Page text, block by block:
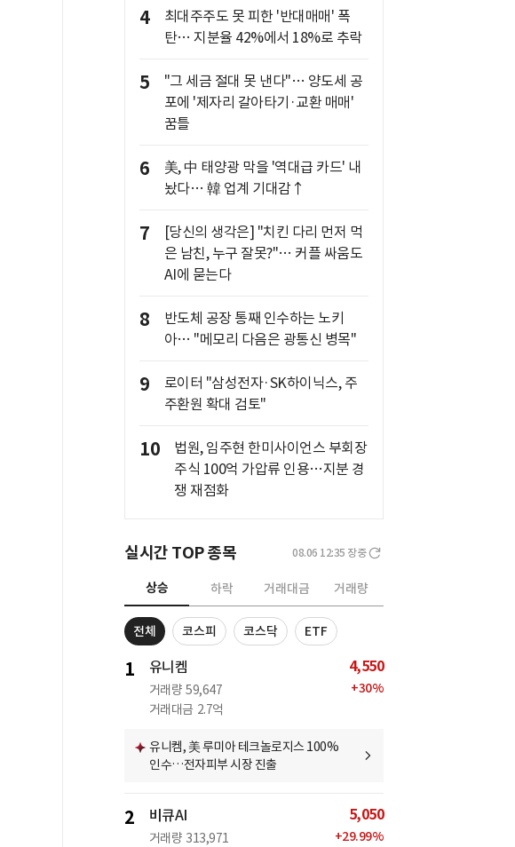
4
최대주주도 못 피한 '반대매매' 폭
탄… 지분율 42%에서 18%로 추락
5
"그 세금 절대 못 낸다"… 양도세 공
포에 '제자리 갈아타기·교환 매매'
꿈틀
6
美, 中 태양광 막을 '역대급 카드' 내
놨다… 韓 업계 기대감↑
7
[당신의 생각은] "치킨 다리 먼저 먹
은 남친, 누구 잘못?"… 커플 싸움도
AI에 묻는다
8
반도체 공장 통째 인수하는 노키
아… "메모리 다음은 광통신 병목"
9
로이터 "삼성전자·SK하이닉스, 주
주환원 확대 검토"
10
법원, 임주현 한미사이언스 부회장
주식 100억 가압류 인용…지분 경
쟁 재점화
실시간 TOP 종목 08.06 12:35 장중
상승 하락 거래대금 거래량
전체 코스피 코스닥 ETF
1 유니켐
거래량 59,647
거래대금 2.7억
4,550
+30%
유니켐, 美 루미아 테크놀로지스 100%
인수…전자피부 시장 진출
2 비큐AI
거래량 313,971
5,050
+29.99%